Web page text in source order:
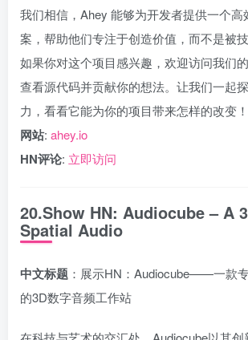
我们相信，Ahey 能够为开发者提供一个
案，帮助他们专注于创造价值，而不是被技
如果你对这个项目感兴趣，欢迎访问我们
查看源代码并贡献你的想法。让我们一起
力，看看它能为你的项目带来怎样的改变！
网站: ahey.io
HN评论: 立即访问
20.Show HN: Audiocube – A
Spatial Audio
中文标题 ：展示HN：Audiocube——一款
的3D数字音频工作站